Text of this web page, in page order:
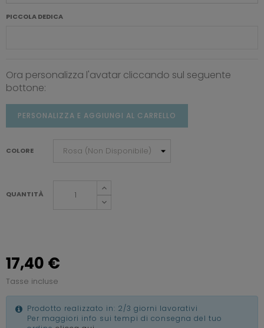
PICCOLA DEDICA
Ora personalizza l'avatar cliccando sul seguente
bottone:
PERSONALIZZA E AGGIUNGI AL CARRELLO
COLORE
QUANTITÀ
17,40 €
Tasse incluse
Prodotto realizzato in: 2/3 giorni lavorativi
Per maggiori info sui tempi di consegna del tuo